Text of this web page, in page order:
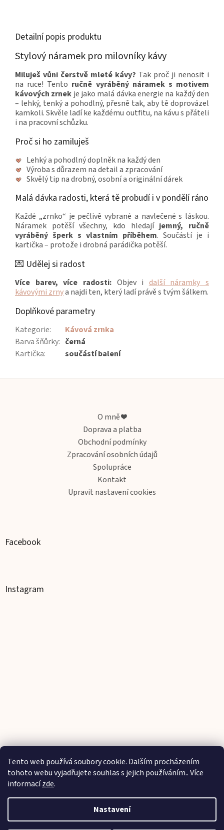
Tento web používá soubory cookie. Dalším procházením
tohoto webu vyjadřujete souhlas s jejich používáním.. Více
informacízde.
Nastavení
Detailní popis produktu
Stylový náramek pro milovníky kávy
Miluješ vůni čerstvě mleté kávy? Tak proč ji nenosit i
na ruce! Tento ručně vyráběný náramek s motivem
kávových zrnek je jako malá dávka energie na každý den
– lehký, tenký a pohodlný, přesně tak, aby tě doprovázel
kamkoli. Skvěle ladí ke každému outfitu, na kávu s přáteli
i na pracovní schůzku.
Proč si ho zamiluješ
Lehký a pohodlný doplněk na každý den
Výroba s důrazem na detail a zpracování
Skvělý tip na drobný, osobní a originální dárek
Malá dávka radosti, která tě probudí i v pondělí ráno
Každé „zrnko“ je pečlivě vybrané a navlečené s láskou.
Náramek potěší všechny, kdo hledají jemný, ručně
vyráběný šperk s vlastním příběhem. Součástí je i
kartička – protože i drobná parádička potěší.
💌 Udělej si radost
Více barev, více radosti:Objev i další náramky s
kávovými zrnya najdi ten, který ladí právě s tvým šálkem.
Doplňkové parametry
Kategorie:
Kávová zrnka
Barva šňůrky: černá
Kartička: součástí balení
Z
O mně ❤️
Doprava a platba
Obchodní podmínky
Zpracování osobních údajů
Spolupráce
Kontakt
Upravit nastavení cookies
Facebook
Instagram
Sledovat na Instagramu
Vytvořil Shoptet